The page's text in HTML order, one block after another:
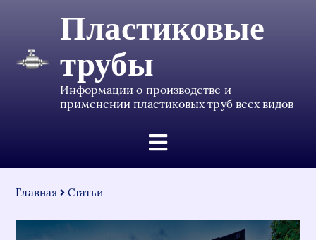
Пластиковые
трубы
Информации о производстве и
применении пластиковых труб всех видов
Главная Статьи